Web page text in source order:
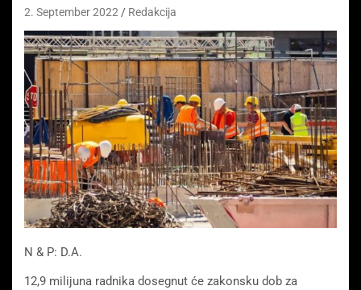
2. September 2022 Redakcija
N & P: D.A.
12,9 milijuna radnika dosegnut će zakonsku dob za